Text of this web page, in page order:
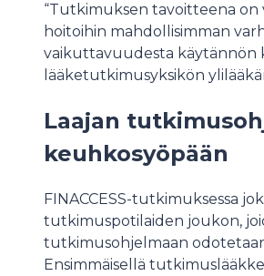
“Tutkimuksen tavoitteena on
hoitoihin mahdollisimman
vaikuttavuudesta käytännön
lääketutkimusyksikön
Laajan
keuhkosyöpään
FINACCESS-tutkimuksessa
tutkimuspotilaiden joukon,
tutkimusohjelmaan
Ensimmäisellä